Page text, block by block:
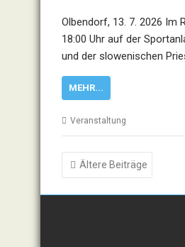
Olbendorf, 13. 7. 2026 Im
18:00 Uhr auf der
und der slowenischen
MEHR...
Veranstaltung
Ältere Beiträge